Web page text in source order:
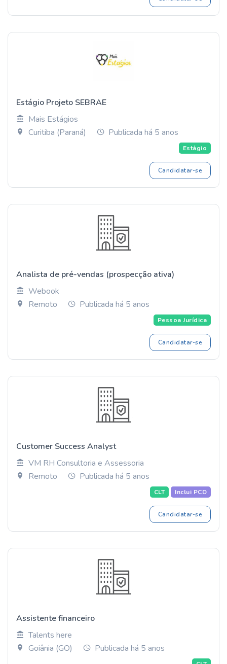
Estágio Projeto SEBRAE
Mais Estágios
Curitiba (Paraná)
Publicada há 5 anos
Estágio
Candidatar-se
Analista de pré-vendas (prospecção ativa)
Webook
Remoto
Publicada há 5 anos
Pessoa Jurídica
Candidatar-se
Customer Success Analyst
VM RH Consultoria e Assessoria
Remoto
Publicada há 5 anos
CLT Inclui PCD
Candidatar-se
Assistente financeiro
Talents here
Goiânia (GO)
Publicada há 5 anos